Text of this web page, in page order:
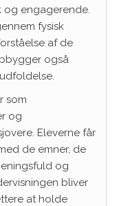
og engagerende.
fysisk
af de
også
som
og
Eleverne får
de emner, de
og
bliver
at holde